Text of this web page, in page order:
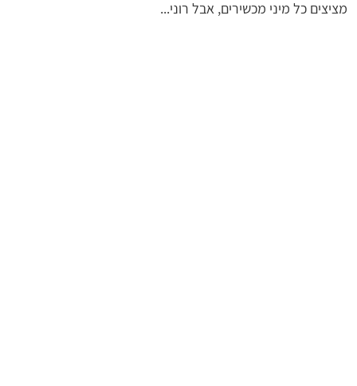
מציצים כל מיני מכשירים, אבל רוני...